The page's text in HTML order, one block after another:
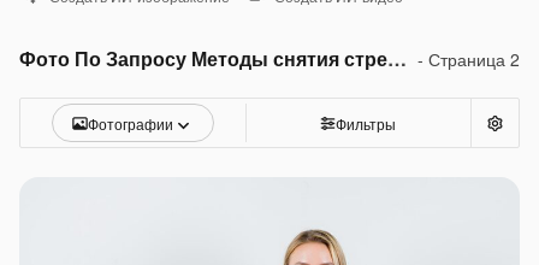
Фото По Запросу Методы снятия стресса - Страница 2
Фотографии Фильтры